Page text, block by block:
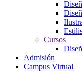
Cursos
Admisión
Campus Virtual